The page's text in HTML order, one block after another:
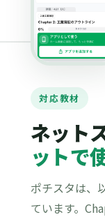
対応教材
ネット
ットで
ポチスタは、
ています。